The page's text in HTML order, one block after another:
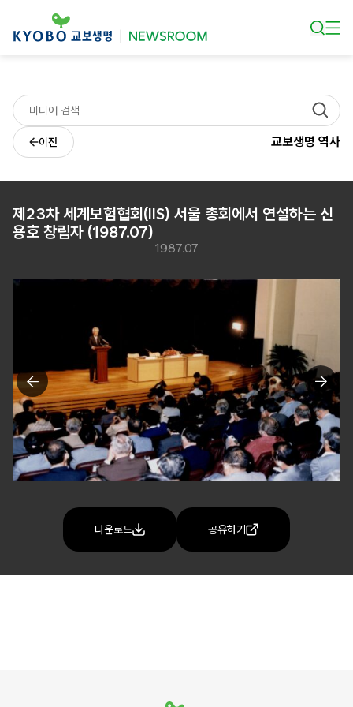
이전 교보생명 역사
제23차 세계보험협회(IIS) 서울 총회에서 연설하는 신
용호 창립자 (1987.07)
1987.07
다운로드 공유하기